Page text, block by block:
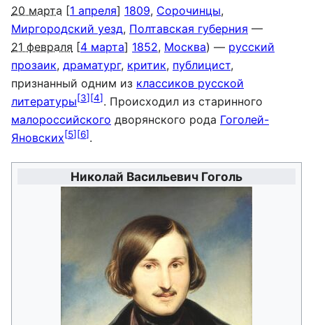
20 марта [1 апреля] 1809, Сорочинцы,
Миргородский уезд, Полтавская губерния —
21 февраля [4 марта] 1852, Москва) — русский
прозаик, драматург, критик, публицист,
признанный одним из классиков русской
литературы[3] [4]. Происходил из старинного
малороссийского дворянского рода Гоголей-
Яновских[5] [6].
Николай Васильевич Гоголь